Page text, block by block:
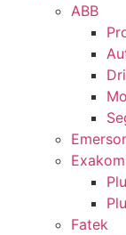
ABB
Exakom
Fatek